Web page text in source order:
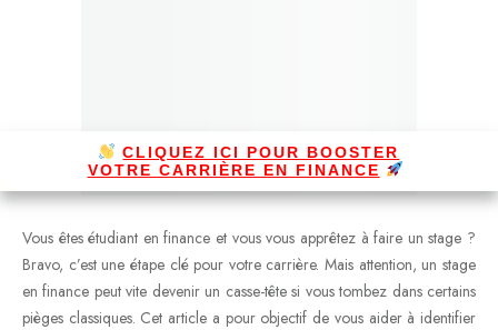
CLIQUEZ ICI POUR BOOSTER
VOTRE CARRIÈRE EN FINANCE
Vous êtes étudiant en finance et vous vous apprêtez à faire un stage ?
Bravo, c’est une étape clé pour votre carrière. Mais attention, un stage
en finance peut vite devenir un casse-tête si vous tombez dans certains
pièges classiques. Cet article a pour objectif de vous aider à identifier